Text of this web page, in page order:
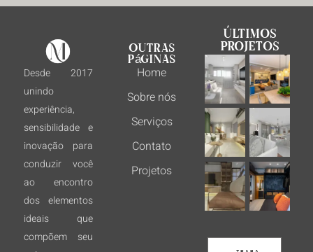
Desde 2017
unindo
experiência,
sensibilidade e
inovação para
conduzir você
ao encontro
dos elementos
ideais que
compõem seu
Outras
páginas
Home
Sobre nós
Serviços
Contato
Projetos
Últimos
projetos